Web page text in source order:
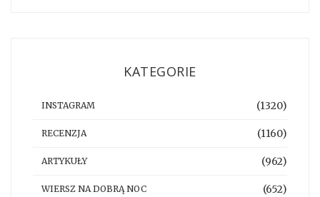
KATEGORIE
INSTAGRAM (1320)
RECENZJA (1160)
ARTYKUŁY (962)
WIERSZ NA DOBRĄ NOC (652)